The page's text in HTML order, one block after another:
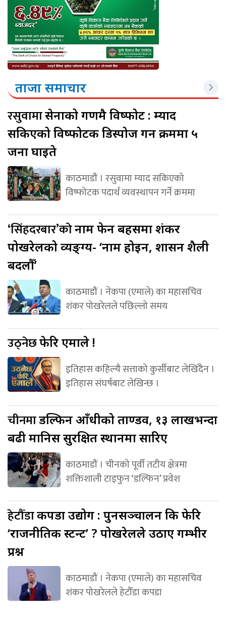
ताजा समाचार
रसुवामासेनाको गणमै विष्फोट : म्याद
सकिएको विष्फोटक डिस्पोज गर्ने क्रममा ५
जना घाइते
काठमाडौं । रसुवामा म्याद सकिएको
विष्फोटक पदार्थ व्यवस्थापन गर्ने क्रममा
‘सिंहदरबार’कोनाम फेर्ने बहसमा शंकर
पोखरेलको व्यङ्ग्य- ‘नाम होइन, शासन शैली
बदलौँ’
काठमाडौं । नेकपा (एमाले) का महासचिव
शंकर पोखरेलले पछिल्लो समय
उठ्नेछफेरि एमाले !
इतिहास कहिल्यै सत्ताको कुर्सीबाट लेखिँदैन ।
इतिहास संघर्षबाट लेखिन्छ ।
चीनमाडल्फिन आँधीको ताण्डव, १३ लाखभन्दा
बढी मानिस सुरक्षित स्थानमा सारिए
काठमाडौं । चीनको पूर्वी तटीय क्षेत्रमा
शक्तिशाली टाइफुन ‘डल्फिन’ प्रवेश
हेटौँडाकपडा उद्योग : पुनसञ्चालन कि फेरि
‘राजनीतिक स्टन्ट’ ? पोखरेलले उठाए गम्भीर
प्रश्न
काठमाडौं । नेकपा (एमाले) का महासचिव
शंकर पोखरेलले हेटौँडा कपडा